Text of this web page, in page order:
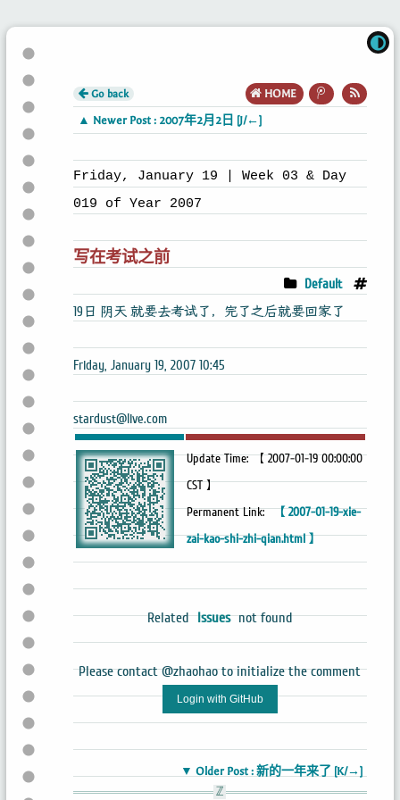
HOME
Go back
▲ Newer Post : 2007年2月2日 [J/←]
Friday, January 19 | Week 03 & Day
019 of Year 2007
写在考试之前
Default
19日 阴天 就要去考试了，完了之后就要回家了
Friday, January 19, 2007 10:45
stardust@live.com
Update Time: 【 2007-01-19 00:00:00
CST 】
Permanent Link: 【 2007-01-19-xie-
zai-kao-shi-zhi-qian.html 】
Related Issues not found
Please contact @zhaohao to initialize the comment
Login with GitHub
▼ Older Post : 新的一年来了 [K/→]